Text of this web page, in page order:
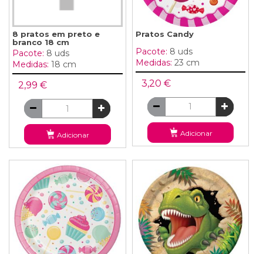
8 pratos em preto e
branco 18 cm
Pacote: 8 uds
Medidas: 18 cm
2,99 €
Adicionar
Pratos Candy
Pacote: 8 uds
Medidas: 23 cm
3,20 €
Adicionar